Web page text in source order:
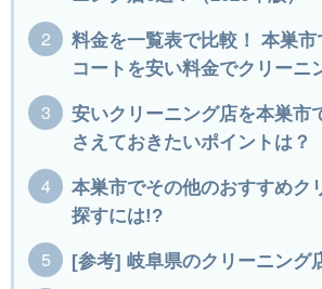
料金を一覧表で比較！ 本巣市
コートを安い料金でクリーニ
安いクリーニング店を本巣市
さえておきたいポイントは？
本巣市でその他のおすすめク
探すには!?
[参考] 岐阜県のクリーニング